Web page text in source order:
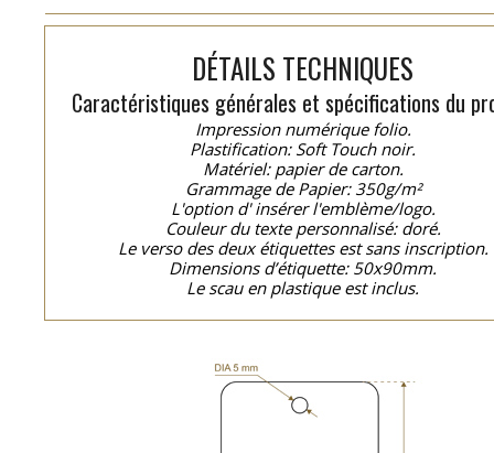
DÉTAILS TECHNIQUES
Caractéristiques générales et spécifications du
Impression numérique folio.
Plastification: Soft Touch noir.
Matériel: papier de carton.
Grammage de Papier: 350g/m²
L'option d' insérer l'emblème/logo.
Couleur du texte personnalisé: doré.
Le verso des deux étiquettes est sans inscription.
Dimensions d’étiquette: 50x90mm.
Le scau en plastique est inclus.